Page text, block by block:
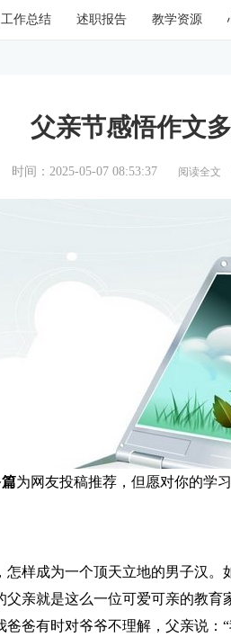
工作总结 述职报告 教学资源
父亲节感悟作文
时间：2025-05-07 08:53:37 阅读全文
为网友投稿推荐，但愿对你的学习
怎样成为一个顶天立地的男子汉
父亲就是这么一位可爱可亲的教
爸有时对爷爷不理解，父亲说：